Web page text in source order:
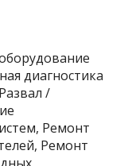
диагностика
/
Ремонт
Ремонт